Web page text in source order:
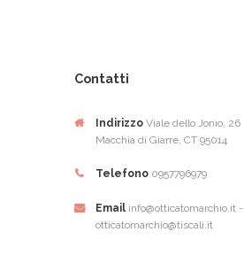
Contatti
Indirizzo Viale dello Jonio, 26
Macchia di Giarre, CT 95014
Telefono 0957796979
Email info@otticatomarchio.it -
otticatomarchio@tiscali.it